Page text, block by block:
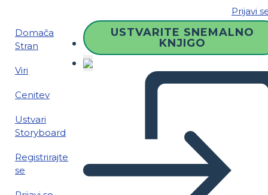
Prijavi
Domača
Stran
Viri
Cenitev
Ustvari
Storyboard
Registrirajte
se
USTVARITE SNEMALNO
KNJIGO